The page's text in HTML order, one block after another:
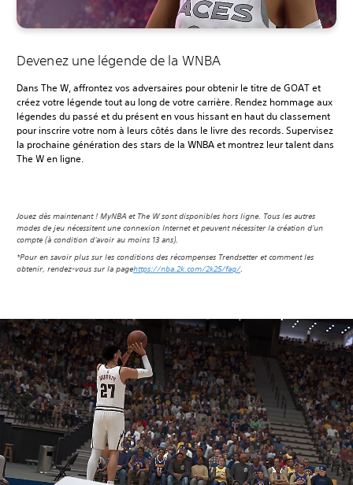
Devenez une légende de la WNBA
Dans The W, affrontez vos adversaires pour obtenir le titre de GOAT et
créez votre légende tout au long de votre carrière. Rendez hommage aux
légendes du passé et du présent en vous hissant en haut du classement
pour inscrire votre nom à leurs côtés dans le livre des records. Supervisez
la prochaine génération des stars de la WNBA et montrez leur talent dans
The W en ligne.
Jouez dès maintenant ! MyNBA et The W sont disponibles hors ligne. Tous les autres
modes de jeu nécessitent une connexion Internet et peuvent nécessiter la création d'un
compte (à condition d'avoir au moins 13 ans).‎
‎*Pour en savoir plus sur les conditions des récompenses Trendsetter et comment les
obtenir, rendez-vous sur la pagehttps://nba.2k.com/2k25/faq/‎‎.